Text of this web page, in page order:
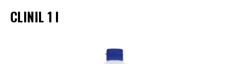
CLINIL 1 l